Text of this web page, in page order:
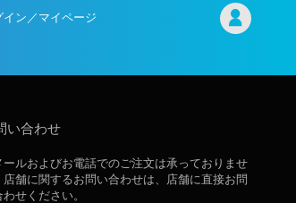
イン／マイページ
い合わせ
ルおよびお電話でのご注文は承っておりませ
店舗に関するお問い合わせは、店舗に直接お問
わせください。